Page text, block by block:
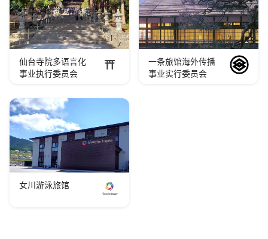
仙台寺院多语言化
事业执行委员会
一条旅馆海外传播
事业实行委员会
女川游泳旅馆